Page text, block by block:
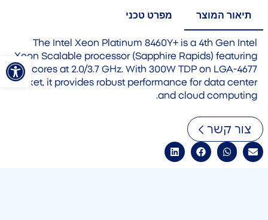
פתח
תיאור המוצר מפרט טכני
The Intel Xeon Platinum 8460Y+ is a 4th Gen Intel
Xeon Scalable processor (Sapphire Rapids) featuring
40 cores at 2.0/3.7 GHz. With 300W TDP on LGA-4677
socket, it provides robust performance for data center
and cloud computing.
צור קשר